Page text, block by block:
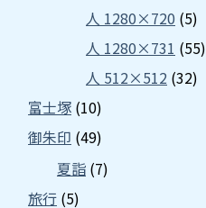
人 1280×720 (5)
人 1280×731 (55)
人 512×512 (32)
富士塚 (10)
御朱印 (49)
夏詣 (7)
旅行 (5)